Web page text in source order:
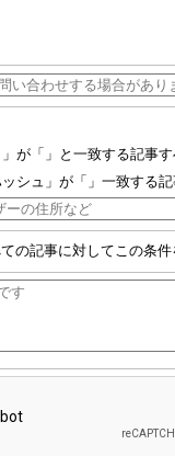
」が「」と一致する記事
ッシュ」が「」一致する
の記事に対してこの条